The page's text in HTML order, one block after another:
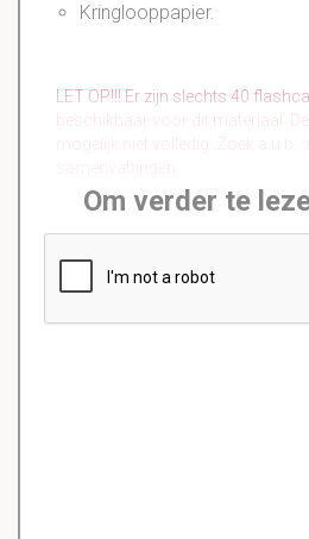
Kringlooppapier.
LET OP!!! Er zijn slechts 40
beschikbaar voor dit materiaal.
Om verder te